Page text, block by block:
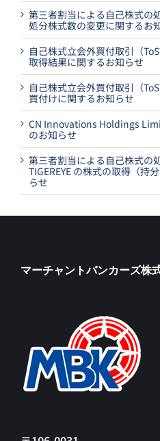
第三者割当による自己株式の
処分株式数の変更に関するお
自己株式立会外買付取引（
取得結果に関するお知らせ
自己株式立会外買付取引（
買付けに関するお知らせ
CN Innovations Holdings
のお知らせ
第三者割当による自己株式の
TIGEREYE の株式の取得（持
らせ
マーチャントバンカーズ株